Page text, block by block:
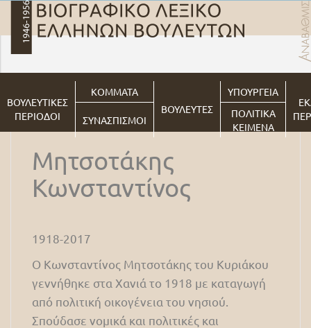
ΒΟΥΛΕΥΤΙΚΕΣ
ΠΕΡΙΟΔΟΙ
ΚΟΜΜΑΤΑ
ΒΟΥΛΕΥΤΕΣ
ΥΠΟΥΡΓΕΙΑ
ΣΥΝΑΣΠΙΣΜΟΙ
ΠΟΛΙΤΙΚΑ
ΚΕΙΜΕΝΑ
Μητσοτάκης
Κωνσταντίνος
1918-2017
Ο Κωνσταντίνος Μητσοτάκης του Κυριάκου
γεννήθηκε στα Χανιά το 1918 με καταγωγή
από πολιτική οικογένεια του νησιού.
Σπούδασε νομικά και πολιτικές και